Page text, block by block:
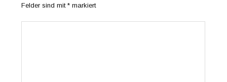
Felder sind mit* markiert